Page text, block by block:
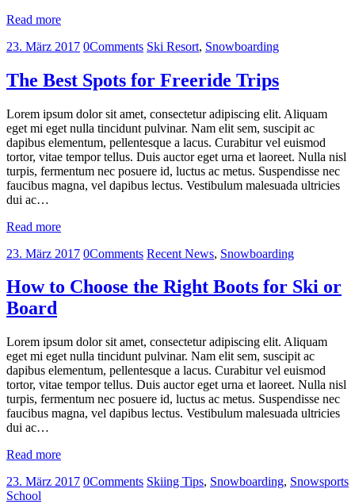
Read more
23. März 2017 0Comments Ski Resort, Snowboarding
The Best Spots for Freeride Trips
Lorem ipsum dolor sit amet, consectetur adipiscing elit. Aliquam
eget mi eget nulla tincidunt pulvinar. Nam elit sem, suscipit ac
dapibus elementum, pellentesque a lacus. Curabitur vel euismod
tortor, vitae tempor tellus. Duis auctor eget urna et laoreet. Nulla nisl
turpis, fermentum nec posuere id, luctus ac metus. Suspendisse nec
faucibus magna, vel dapibus lectus. Vestibulum malesuada ultricies
dui ac…
Read more
23. März 2017 0Comments Recent News, Snowboarding
How to Choose the Right Boots for Ski or
Board
Lorem ipsum dolor sit amet, consectetur adipiscing elit. Aliquam
eget mi eget nulla tincidunt pulvinar. Nam elit sem, suscipit ac
dapibus elementum, pellentesque a lacus. Curabitur vel euismod
tortor, vitae tempor tellus. Duis auctor eget urna et laoreet. Nulla nisl
turpis, fermentum nec posuere id, luctus ac metus. Suspendisse nec
faucibus magna, vel dapibus lectus. Vestibulum malesuada ultricies
dui ac…
Read more
23. März 2017 0Comments Skiing Tips, Snowboarding, Snowsports
School